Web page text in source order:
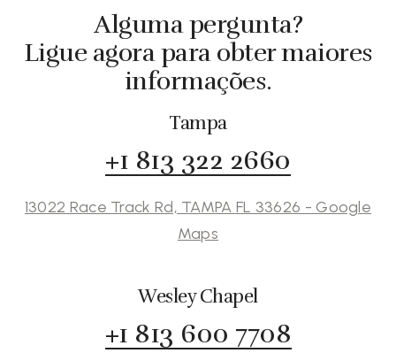
Alguma pergunta?
Ligue agora para obter maiores
informações.
Tampa
+1 813 322 2660
13022 Race Track Rd, TAMPA FL 33626 - Google
Maps
Wesley Chapel
+1 813 600 7708